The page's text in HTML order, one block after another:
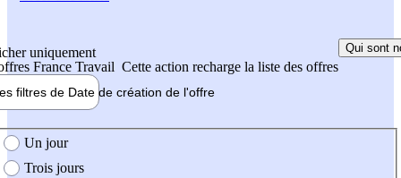
uniquement
France Travail Cette action recharge la liste des offres
Qui sont
filtres de Date de création de l'offre
création de l'offre
Un jour
Trois jours